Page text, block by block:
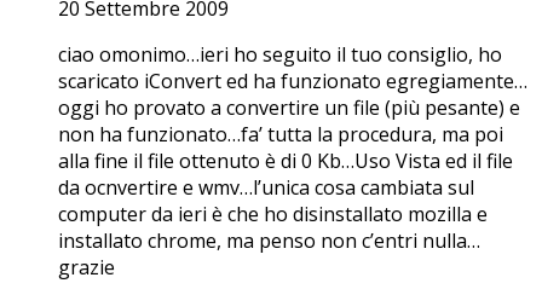
20 Settembre 2009
ciao omonimo…ieri ho seguito il tuo consiglio, ho
scaricato iConvert ed ha funzionato egregiamente…
oggi ho provato a convertire un file (più pesante) e
non ha funzionato…fa’ tutta la procedura, ma poi
alla fine il file ottenuto è di 0 Kb…Uso Vista ed il file
da ocnvertire e wmv…l’unica cosa cambiata sul
computer da ieri è che ho disinstallato mozilla e
installato chrome, ma penso non c’entri nulla…
grazie